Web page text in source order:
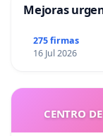
Mejoras
275 firmas
16 Jul 2026
CENTRO